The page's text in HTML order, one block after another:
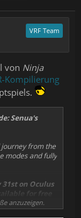
VRF Team
von Ninja
Kompilierung
Senua's
journey from the
modes and fully
31st on Oculus
for free
Senua’s
anzuzeigen.